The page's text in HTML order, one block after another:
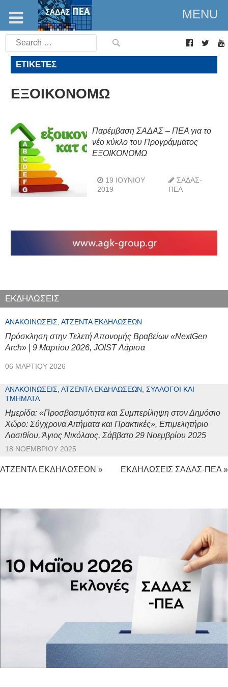
MENU
Search
for:
ΕΤΙΚΈΤΕΣ
ΕΞΟΙΚΟΝΟΜΩ
Παρέμβαση ΣΑΔΑΣ – ΠΕΑ για το
νέο κύκλο του Προγράμματος
ΕΞΟΙΚΟΝΟΜΩ
19 ΙΟΥΝΊΟΥ
2019
ΣΑΔΑΣ-
ΠΕΑ
ΕΚΔΗΛΩΣΕΙΣ
ΑΝΑΚΟΙΝΏΣΕΙΣ, ΑΤΖΈΝΤΑ ΕΚΔΗΛΏΣΕΩΝ
Πρόσκληση στην Τελετή Απονομής Βραβείων «NextGen
Arch» | 9 Μαρτίου 2026, JOIST Λάρισα
06 ΜΑΡΤΊΟΥ 2026
ΑΝΑΚΟΙΝΏΣΕΙΣ, ΑΤΖΈΝΤΑ ΕΚΔΗΛΏΣΕΩΝ, ΣΎΛΛΟΓΟΙ ΚΑΙ
ΤΜΉΜΑΤΑ
Ημερίδα: «Προσβασιμότητα και Συμπερίληψη στον Δημόσιο
Χώρο: Σύγχρονα Αιτήματα και Πρακτικές», Επιμελητήριο
Λασιθίου, Άγιος Νικόλαος, Σάββατο 29 Νοεμβρίου 2025
18 ΝΟΕΜΒΡΊΟΥ 2025
ΑΤΖΕΝΤΑ ΕΚΔΗΛΩΣΕΩΝ » ΕΚΔΗΛΩΣΕΙΣ ΣΑΔΑΣ-ΠΕΑ »